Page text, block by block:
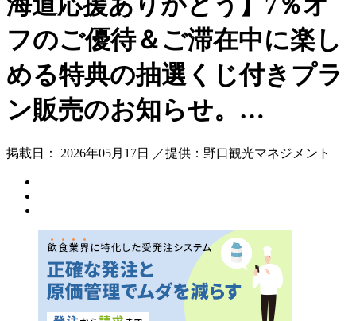
フのご優待＆ご滞在中に楽し
める特典の抽選くじ付きプラ
ン販売のお知らせ。…
掲載日： 2026年05月17日 ／提供：野口観光マネジメント